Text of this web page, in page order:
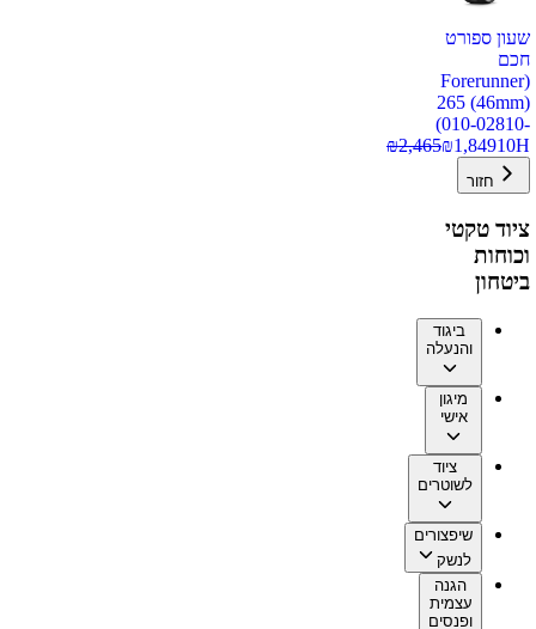
שעון ספורט
חכם
(Forerunner
265 (46mm)
(010-02810-
10H
₪1,849
₪2,465
חזור
ציוד טקטי
וכוחות
ביטחון
ביגוד
והנעלה
מיגון
אישי
ציוד
לשוטרים
שיפצורים
לנשק
הגנה
עצמית
ופנסים